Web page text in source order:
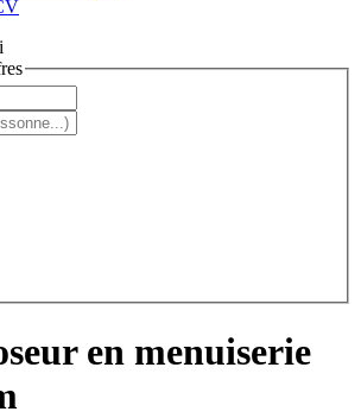
en menuiserie